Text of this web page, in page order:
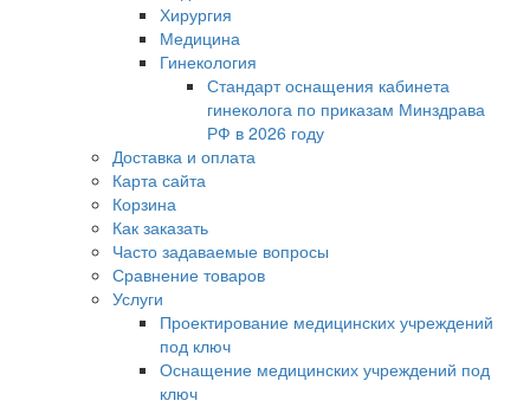
Хирургия
Медицина
Гинекология
Стандарт оснащения кабинета
гинеколога по приказам Минздрава
РФ в 2026 году
Доставка и оплата
Карта сайта
Корзина
Как заказать
Часто задаваемые вопросы
Сравнение товаров
Услуги
Проектирование медицинских учреждений
под ключ
Оснащение медицинских учреждений под
ключ